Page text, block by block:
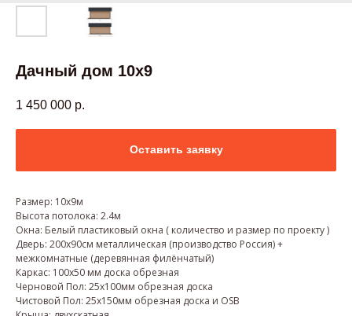
Дачный дом 10х9
1 450 000 р.
Оставить заявку
Размер: 10х9м
Высота потолока: 2.4м
Окна: Белый пластиковый окна ( количество и размер по проекту )
Дверь: 200х90см металлическая (производство Россия) +
межкомнатные (деревянная филёнчатый)
Каркас: 100х50 мм доска обрезная
Черновой Пол: 25х100мм обрезная доска
Чистовой Пол: 25х150мм обрезная доска и OSB